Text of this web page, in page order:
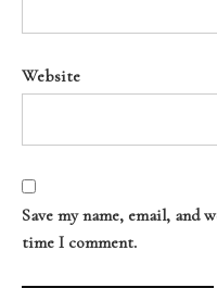
Website
Save my name, email,
time I comment.